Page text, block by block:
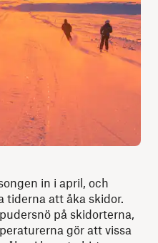
in i april, och
tiderna att åka skidor.
på skidorterna,
gör att vissa